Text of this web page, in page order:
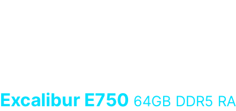
Excalibur E750 64GB DDR5